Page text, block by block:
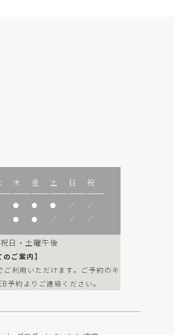
木 金 土 日 祝
● ● ● ／ ／
● ● ／ ／ ／
日・土曜午後
ご案内】
利用いただけます。ご予約のキ
予約よりご連絡ください。